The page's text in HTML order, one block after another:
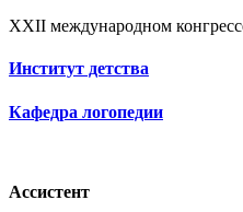
XXII международном
Институт детства
Кафедра логопедии
Ассистент